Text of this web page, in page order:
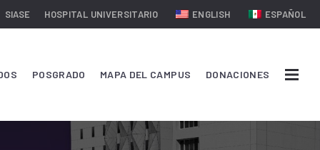
SIASE HOSPITAL UNIVERSITARIO ENGLISH ESPAÑOL
POSGRADO MAPA DEL CAMPUS DONACIONES